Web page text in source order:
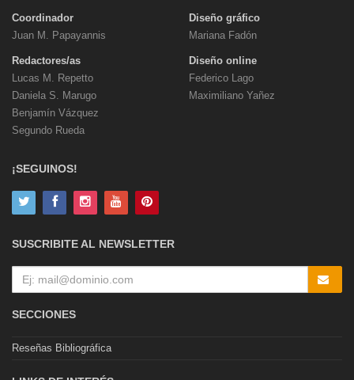
Coordinador
Juan M. Papayannis
Redactores/as
Lucas M. Repetto
Daniela S. Marugo
Benjamín Vázquez
Segundo Rueda
Diseño gráfico
Mariana Fadón
Diseño online
Federico Lago
Maximiliano Yañez
¡SEGUINOS!
SUSCRIBITE AL NEWSLETTER
SECCIONES
Reseñas Bibliográfica